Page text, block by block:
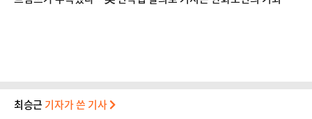
최승근 기자가 쓴 기사